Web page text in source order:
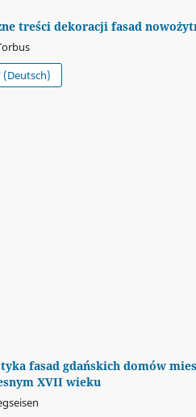
treści dekoracji fasad
(Deutsch)
fasad gdańskich domów
XVII wieku